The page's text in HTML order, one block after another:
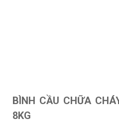
BÌNH CẦU CHỮA
8KG